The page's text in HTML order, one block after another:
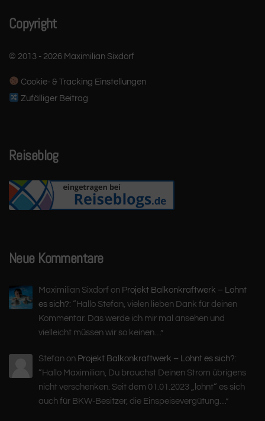
Copyright
© 2013 - 2026 Maximilian Sixdorf
Cookie- & Tracking Einstellungen
Zufälliger Beitrag
Reiseblog
Neue Kommentare
Maximilian Sixdorf on Projekt Balkonkraftwerk – Lohnt
es sich?: “ Hallo Stefan, vielen lieben Dank für deinen
Kommentar. Das werde ich mir mal ansehen und
vielleicht müssen wir so keinen… ”
Stefan on Projekt Balkonkraftwerk – Lohnt es sich?:
“ Hallo Maximilian, Du brauchst Deinen Strom übrigens
nicht verschenken. Seit dem 01.01.2023 „lohnt“ es sich
auch für BKW-Besitzer, die Einspeisevergütung… ”